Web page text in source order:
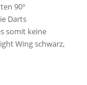
90°
Darts
somit keine
Wing schwarz,